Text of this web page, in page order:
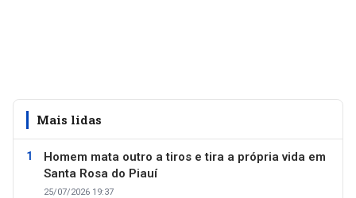
Mais lidas
Homem mata outro a tiros e tira a própria vida em
Santa Rosa do Piauí
25/07/2026 19:37